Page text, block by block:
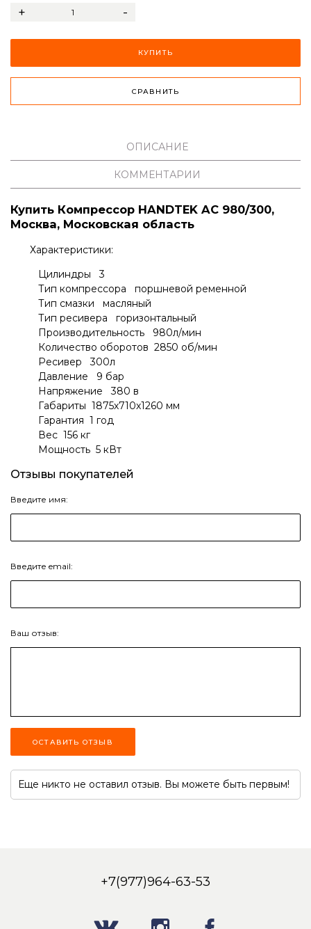
+ -
КУПИТЬ
СРАВНИТЬ
ОПИСАНИЕ
КОММЕНТАРИИ
Купить Компрессор HANDTEK AC 980/300,
Москва, Московская область
Характеристики:
Цилиндры 3
Тип компрессора поршневой ременной
Тип смазки масляный
Тип ресивера горизонтальный
Производительность 980л/мин
Количество оборотов 2850 об/мин
Ресивер 300л
Давление 9 бар
Напряжение 380 в
Габариты 1875х710х1260 мм
Гарантия 1 год
Вес 156 кг
Мощность 5 кВт
Отзывы покупателей
Введите имя:
Введите email:
Ваш отзыв:
ОСТАВИТЬ ОТЗЫВ
Еще никто не оставил отзыв. Вы можете быть первым!
+7(977)964-63-53